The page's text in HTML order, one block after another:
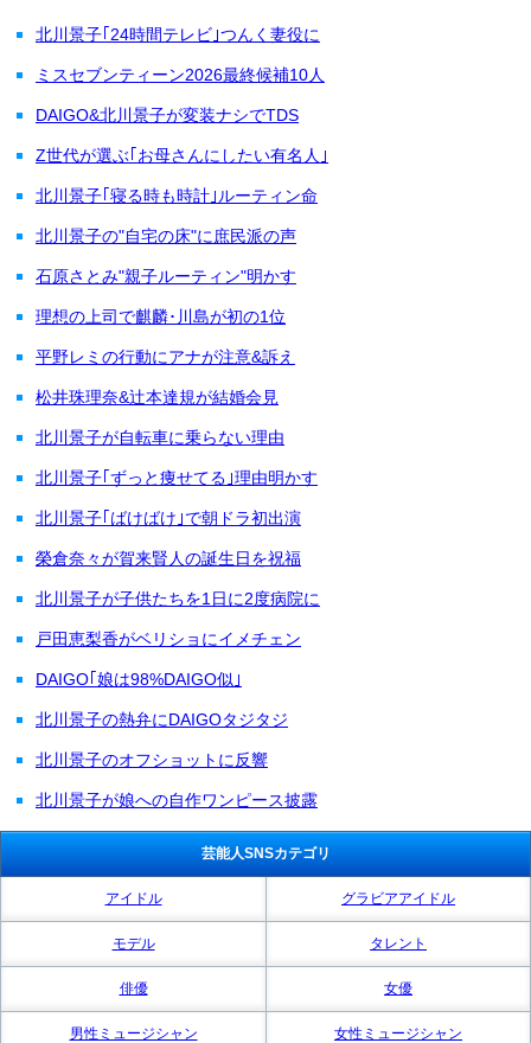
北川景子｢24時間テレビ｣つんく妻役に
ミスセブンティーン2026最終候補10人
DAIGO&北川景子が変装ナシでTDS
Z世代が選ぶ｢お母さんにしたい有名人｣
北川景子｢寝る時も時計｣ルーティン命
北川景子の"自宅の床"に庶民派の声
石原さとみ"親子ルーティン"明かす
理想の上司で麒麟･川島が初の1位
平野レミの行動にアナが注意&訴え
松井珠理奈&辻本達規が結婚会見
北川景子が自転車に乗らない理由
北川景子｢ずっと痩せてる｣理由明かす
北川景子｢ばけばけ｣で朝ドラ初出演
榮倉奈々が賀来賢人の誕生日を祝福
北川景子が子供たちを1日に2度病院に
戸田恵梨香がベリショにイメチェン
DAIGO｢娘は98%DAIGO似｣
北川景子の熱弁にDAIGOタジタジ
北川景子のオフショットに反響
北川景子が娘への自作ワンピース披露
芸能人SNSカテゴリ
アイドル グラビアアイドル
モデル タレント
俳優 女優
男性ミュージシャン 女性ミュージシャン